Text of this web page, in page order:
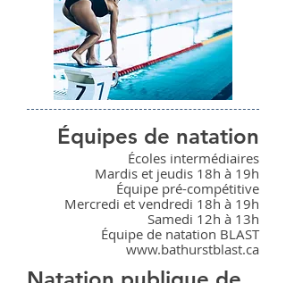
Équipes de natation
Écoles intermédiaires
Mardis et jeudis 18h à 19h
Équipe pré-compétitive
Mercredi et vendredi 18h à 19h
Samedi 12h à 13h
Équipe de natation BLAST
www.bathurstblast.ca